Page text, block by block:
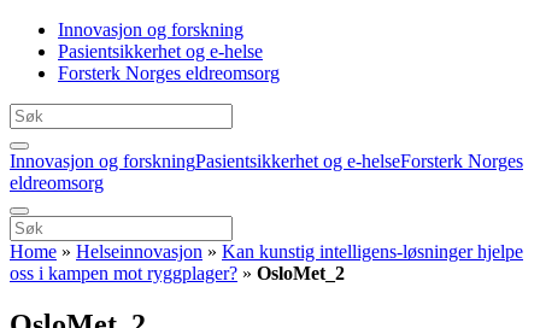
Innovasjon og forskning
Pasientsikkerhet og e-helse
Forsterk Norges eldreomsorg
Innovasjon og forskningPasientsikkerhet og e-helseForsterk Norges
eldreomsorg
Home » Helseinnovasjon » Kan kunstig intelligens-løsninger hjelpe
oss i kampen mot ryggplager? » OsloMet_2